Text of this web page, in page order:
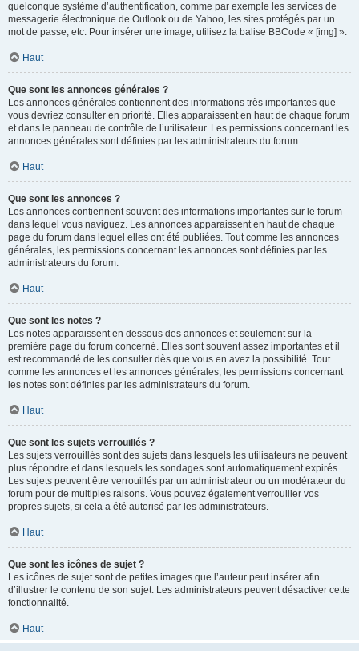
quelconque système d’authentification, comme par exemple les services de
messagerie électronique de Outlook ou de Yahoo, les sites protégés par un
mot de passe, etc. Pour insérer une image, utilisez la balise BBCode « [img] ».
Haut
Que sont les annonces générales ?
Les annonces générales contiennent des informations très importantes que
vous devriez consulter en priorité. Elles apparaissent en haut de chaque forum
et dans le panneau de contrôle de l’utilisateur. Les permissions concernant les
annonces générales sont définies par les administrateurs du forum.
Haut
Que sont les annonces ?
Les annonces contiennent souvent des informations importantes sur le forum
dans lequel vous naviguez. Les annonces apparaissent en haut de chaque
page du forum dans lequel elles ont été publiées. Tout comme les annonces
générales, les permissions concernant les annonces sont définies par les
administrateurs du forum.
Haut
Que sont les notes ?
Les notes apparaissent en dessous des annonces et seulement sur la
première page du forum concerné. Elles sont souvent assez importantes et il
est recommandé de les consulter dès que vous en avez la possibilité. Tout
comme les annonces et les annonces générales, les permissions concernant
les notes sont définies par les administrateurs du forum.
Haut
Que sont les sujets verrouillés ?
Les sujets verrouillés sont des sujets dans lesquels les utilisateurs ne peuvent
plus répondre et dans lesquels les sondages sont automatiquement expirés.
Les sujets peuvent être verrouillés par un administrateur ou un modérateur du
forum pour de multiples raisons. Vous pouvez également verrouiller vos
propres sujets, si cela a été autorisé par les administrateurs.
Haut
Que sont les icônes de sujet ?
Les icônes de sujet sont de petites images que l’auteur peut insérer afin
d’illustrer le contenu de son sujet. Les administrateurs peuvent désactiver cette
fonctionnalité.
Haut